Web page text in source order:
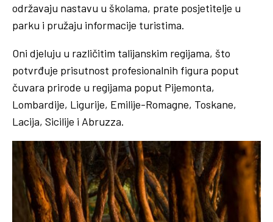
održavaju nastavu u školama, prate posjetitelje u
parku i pružaju informacije turistima.
Oni djeluju u različitim talijanskim regijama, što
potvrđuje prisutnost profesionalnih figura poput
čuvara prirode u regijama poput Pijemonta,
Lombardije, Ligurije, Emilije-Romagne, Toskane,
Lacija, Sicilije i Abruzza.